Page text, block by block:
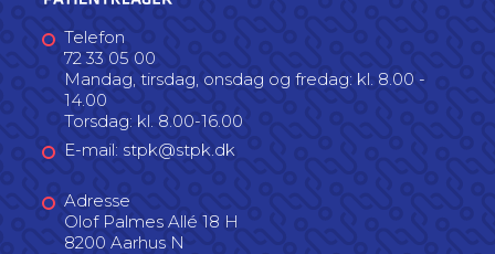
Telefon
72 33 05 00
Mandag, tirsdag, onsdag og fredag: kl. 8.00 -
14.00
Torsdag: kl. 8.00-16.00
E-mail: stpk@stpk.dk
Adresse
Olof Palmes Allé 18 H
8200 Aarhus N